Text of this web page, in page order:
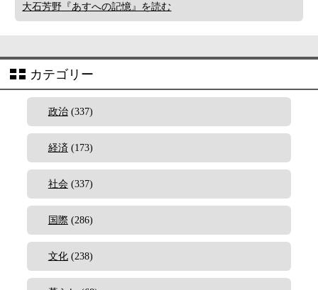
大石芳野『あすへの記憶』を読む
カテゴリー
政治(337)
経済(173)
社会(337)
国際 (286)
文化(238)